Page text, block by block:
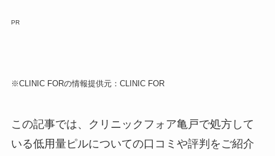
PR
※CLINIC FORの情報提供元：CLINIC FOR
この記事では、クリニックフォア亀戸で処方して
いる低用量ピルについての口コミや評判をご紹介